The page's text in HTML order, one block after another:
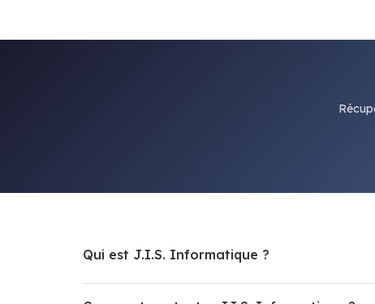
Qui est J.I.S. Informatique ?